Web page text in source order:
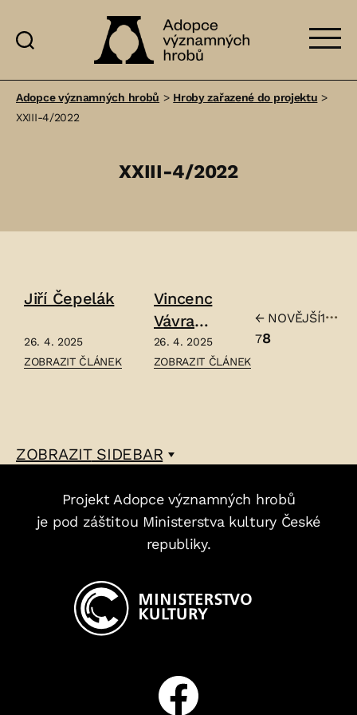
významných
Adopce významných hrobů > Hroby zařazené do projektu >
XXIII-4/2022
XXIII-4/2022
Jiří Čepelák
26. 4. 2025
ČLÁNEK:
ZOBRAZIT ČLÁNEK
Vincenc
Vávra
Haštalský
26. 4. 2025
ČLÁNEK:
ZOBRAZIT ČLÁNEK
← NOVĚJŠÍ1…
78
ZOBRAZITSIDEBAR
Projekt Adopce významných hrobů
je pod záštitou Ministerstva kultury České
republiky.
Facebook